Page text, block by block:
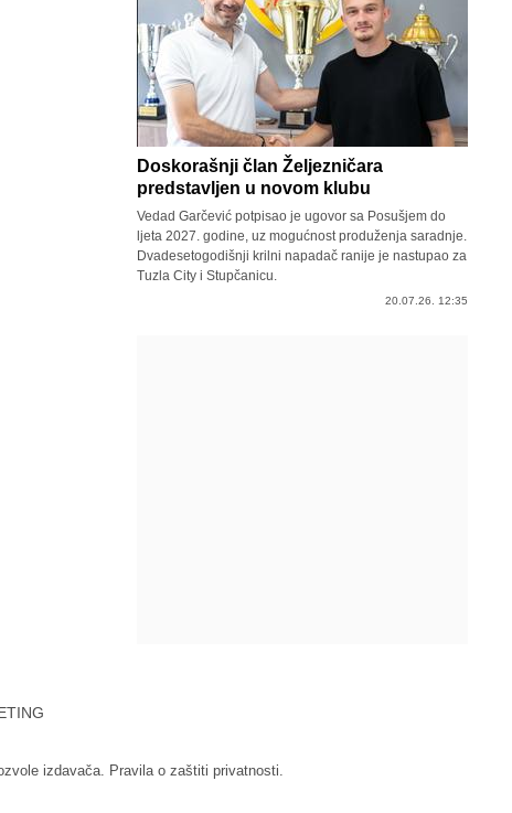
Doskorašnji član Željezničara
predstavljen u novom klubu
Vedad Garčević potpisao je ugovor sa Posušjem do
ljeta 2027. godine, uz mogućnost produženja saradnje.
Dvadesetogodišnji krilni napadač ranije je nastupao za
Tuzla City i Stupčanicu.
20.07.26. 12:35
izdavača. Pravila o zaštiti privatnosti.